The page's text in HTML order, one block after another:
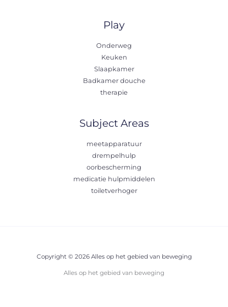
Play
Onderweg
Keuken
Slaapkamer
Badkamer douche
therapie
Subject Areas
meetapparatuur
drempelhulp
oorbescherming
medicatie hulpmiddelen
toiletverhoger
Copyright © 2026 Alles op het gebied van beweging
Alles op het gebied van beweging